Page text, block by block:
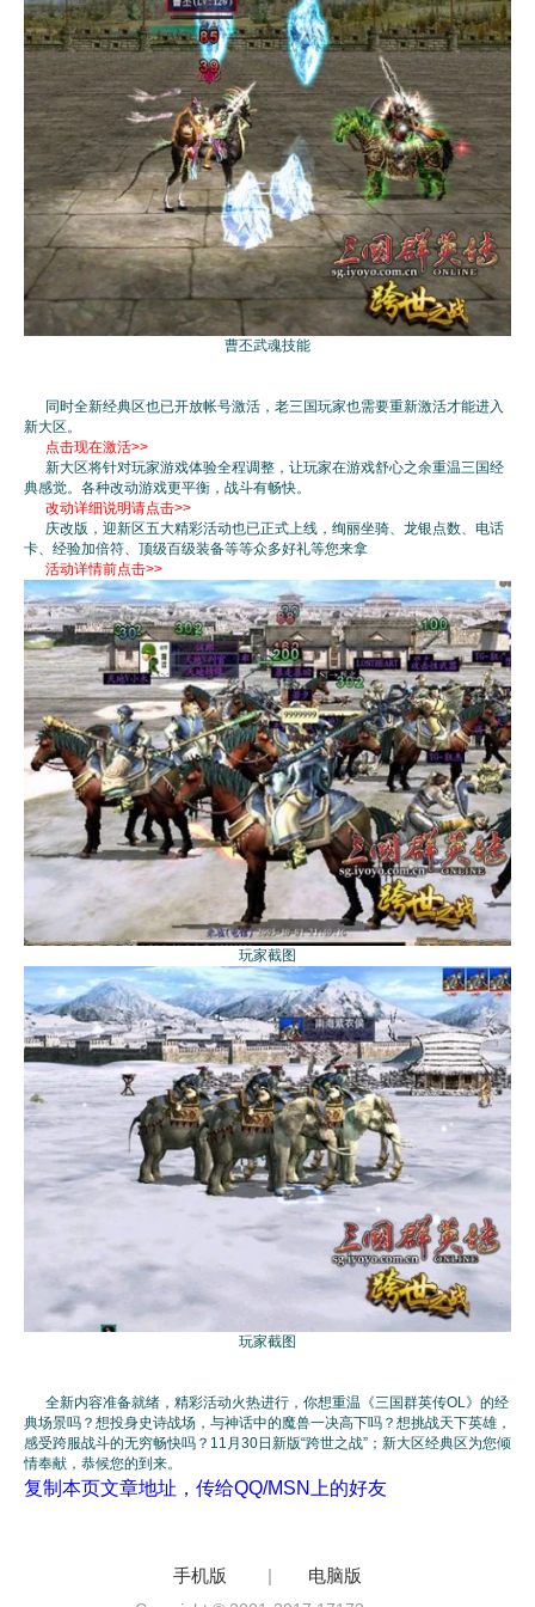
曹丕武魂技能
同时全新经典区也已开放帐号激活，老三国玩家也需要重新激活才能进入
新大区。
点击现在激活>>
新大区将针对玩家游戏体验全程调整，让玩家在游戏舒心之余重温三国经
典感觉。各种改动游戏更平衡，战斗有畅快。
改动详细说明请点击>>
庆改版，迎新区五大精彩活动也已正式上线，绚丽坐骑、龙银点数、电话
卡、经验加倍符、顶级百级装备等等众多好礼等您来拿
活动详情前点击>>
玩家截图
玩家截图
全新内容准备就绪，精彩活动火热进行，你想重温《三国群英传OL》的经
典场景吗？想投身史诗战场，与神话中的魔兽一决高下吗？想挑战天下英雄，
感受跨服战斗的无穷畅快吗？11月30日新版“跨世之战”；新大区经典区为您倾
情奉献，恭候您的到来。
复制本页文章地址，传给QQ/MSN上的好友
手机版 | 电脑版